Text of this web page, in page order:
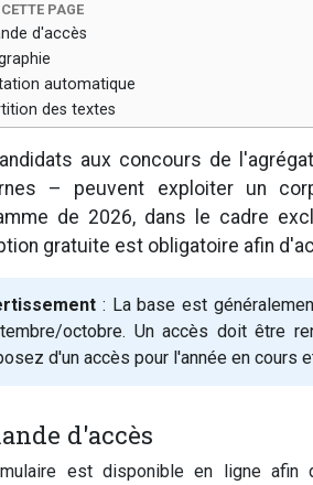
PAGE
d'accès
automatique
des textes
aux concours de
– peuvent exploiter un
de 2026, dans le cadre
gratuite est obligatoire afin
: La base est
octobre. Un accès doit être
d'un accès pour l'année en cours
d'accès
est disponible en ligne afin